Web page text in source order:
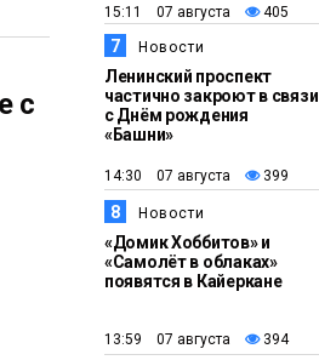
с
15:11 07 августа 405
7 Новости
Ленинский проспект
частично закроют в связи
с Днём рождения
«Башни»
14:30 07 августа 399
8 Новости
«Домик Хоббитов» и
«Самолёт в облаках»
появятся в Кайеркане
13:59 07 августа 394